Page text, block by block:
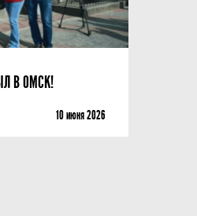
В ОМСК!
10 июня 2026